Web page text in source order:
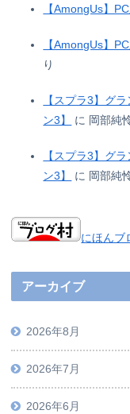
【AmongUs】
【AmongUs】
り
【スプラ3】グ
ン3】
に 岡部純
【スプラ3】グ
ン3】
に 岡部純
にほんブ
アーカイブ
2026年8月
2026年7月
2026年6月